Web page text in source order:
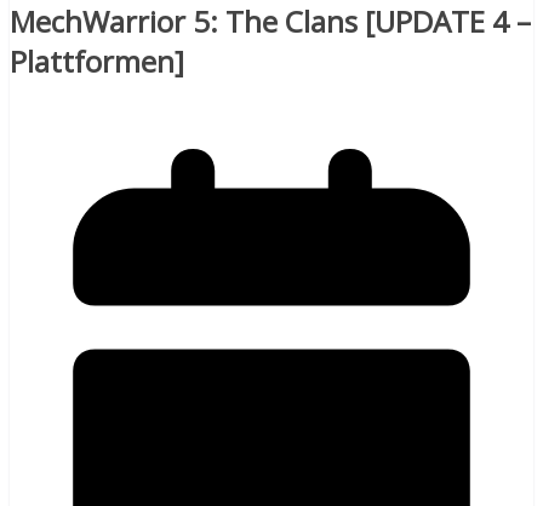
MechWarrior 5: The Clans [UPDATE 4 –
Plattformen]